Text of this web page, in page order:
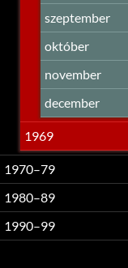
szeptember
október
november
december
1969
1970–79
1980–89
1990–99